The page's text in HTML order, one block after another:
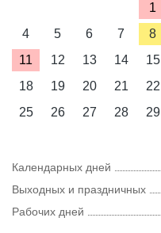
1
4
5 6 7 8
11
12 13 14 15
18
19 20 21 22
25
26 27 28 29
Календарных дней
Выходных и праздничных
Рабочих дней